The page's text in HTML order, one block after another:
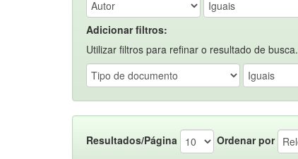
Adicionar filtros:
Utilizar filtros para refinar o resultado de busca.
Resultados/Página Ordenar por